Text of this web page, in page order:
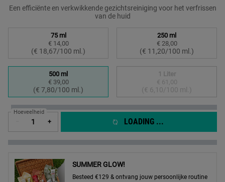
Een efficiënte en verkwikkende gezichtsreiniging voor het verfrissen
van de huid
Geselecteerd
75 ml
€ 14,00
(€ 18,67/100 ml.)
, 1 of 4 Geselecteerd
250 ml
€ 28,00
(€ 11,20/100 ml.)
, 2 of 4
Geselecteerd
500 ml
€ 39,00
(€ 7,80/100 ml.)
, 3 of 4 Geselecteerd
De productvariant
1 Liter
€ 61,00
(€ 6,10/100 ml.)
, 4 of 4
Hoeveelheid
+ LOADING ...
SUMMER GLOW!
Besteed €129 & ontvang jouw persoonlijke routine